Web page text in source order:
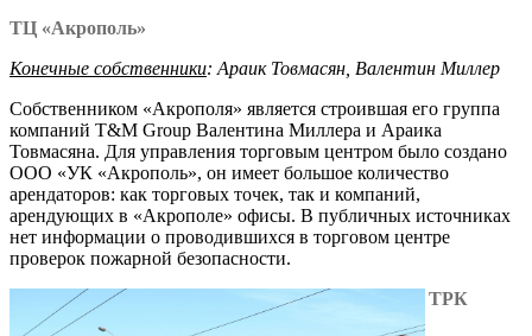
ТЦ «Акрополь»
Конечные собственники: Араик Товмасян, Валентин Миллер
Собственником «Акрополя» является строившая его группа
компаний T&M Group Валентина Миллера и Араика
Товмасяна. Для управления торговым центром было создано
ООО «УК «Акрополь», он имеет большое количество
арендаторов: как торговых точек, так и компаний,
арендующих в «Акрополе» офисы. В публичных источниках
нет информации о проводившихся в торговом центре
проверок пожарной безопасности.
ТРК